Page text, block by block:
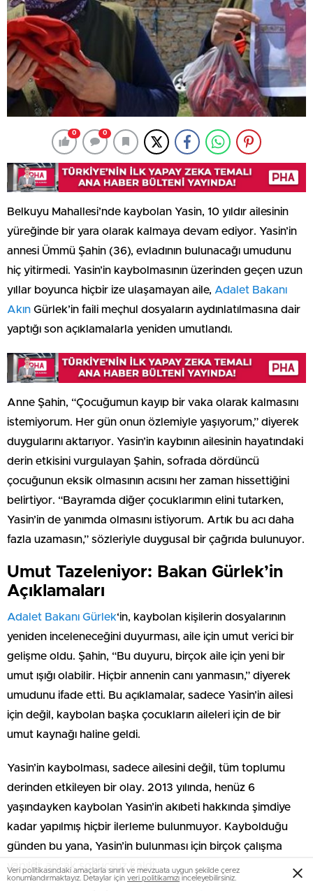
0 0
Belkuyu Mahallesi’nde kaybolan Yasin, 10 yıldır ailesinin
yüreğinde bir yara olarak kalmaya devam ediyor. Yasin’in
annesi Ümmü Şahin (36), evladının bulunacağı umudunu
hiç yitirmedi. Yasin’in kaybolmasının üzerinden geçen uzun
yıllar boyunca hiçbir ize ulaşamayan aile, Adalet Bakanı
Akın Gürlek’in faili meçhul dosyaların aydınlatılmasına dair
yaptığı son açıklamalarla yeniden umutlandı.
Anne Şahin, “Çocuğumun kayıp bir vaka olarak kalmasını
istemiyorum. Her gün onun özlemiyle yaşıyorum,” diyerek
duygularını aktarıyor. Yasin’in kaybının ailesinin hayatındaki
derin etkisini vurgulayan Şahin, sofrada dördüncü
çocuğunun eksik olmasının acısını her zaman hissettiğini
belirtiyor. “Bayramda diğer çocuklarımın elini tutarken,
Yasin’in de yanımda olmasını istiyorum. Artık bu acı daha
fazla uzamasın,” sözleriyle duygusal bir çağrıda bulunuyor.
Umut Tazeleniyor: Bakan Gürlek’in
Açıklamaları
Adalet Bakanı Gürlek‘in, kaybolan kişilerin dosyalarının
yeniden inceleneceğini duyurması, aile için umut verici bir
gelişme oldu. Şahin, “Bu duyuru, birçok aile için yeni bir
umut ışığı olabilir. Hiçbir annenin canı yanmasın,” diyerek
umudunu ifade etti. Bu açıklamalar, sadece Yasin’in ailesi
için değil, kaybolan başka çocukların aileleri için de bir
umut kaynağı haline geldi.
Yasin’in kaybolması, sadece ailesini değil, tüm toplumu
derinden etkileyen bir olay. 2013 yılında, henüz 6
yaşındayken kaybolan Yasin’in akıbeti hakkında şimdiye
kadar yapılmış hiçbir ilerleme bulunmuyor. Kaybolduğu
günden bu yana, Yasin’in bulunması için birçok çalışma
yapıldı; ancak sonuçsuz kaldı.
Veri politikasındaki amaçlarla sınırlı ve mevzuata uygun şekilde çerez
konumlandırmaktayız. Detaylar için veri politikamızı inceleyebilirsiniz.